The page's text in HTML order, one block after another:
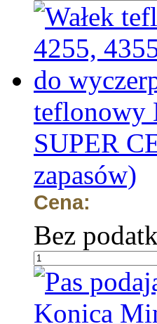
teflonowy
SUPER
zapasów)
Cena:
Bez